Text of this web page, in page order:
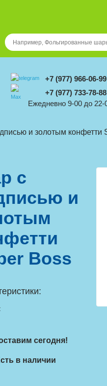
+7 (977) 966-06-99
+7 (977) 733-78-88
Ежедневно 9-00 до 22-
и золотым конфетти
с
и
Boss
сегодня!
в наличии